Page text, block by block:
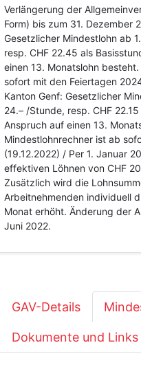
Verlängerung der
Form) bis zum 31. Dezember
Gesetzlicher Mindestlohn ab
resp. CHF 22.45 als
einen 13. Monatslohn
sofort mit den Feiertagen
Kanton Genf: Gesetzlicher
24.– /Stunde, resp. CHF
Anspruch auf einen 13.
Mindestlohnrechner ist ab
(19.12.2022) / Per 1. Januar
effektiven Löhnen von CHF
Zusätzlich wird die
Arbeitnehmenden individuell
Monat erhöht. Änderung der
Juni 2022.
GAV-Details
Dokumente und Links